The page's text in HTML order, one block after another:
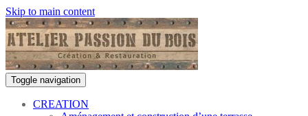
Skip to main content
Toggle navigation
CREATION